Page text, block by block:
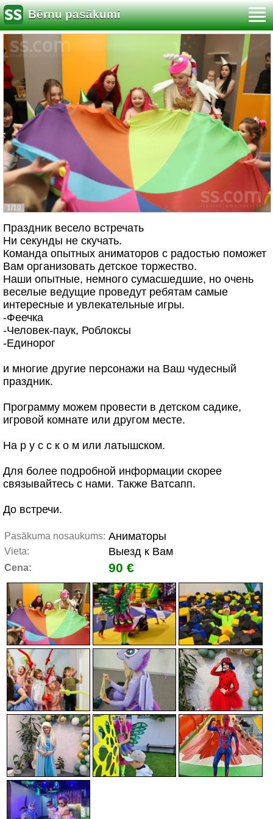
Bērnu pasākumi
1/10
Праздник весело встречать
Ни секунды не скучать.
Команда опытных аниматоров с радостью поможет
Вам организовать детское торжество.
Наши опытные, немного сумасшедшие, но очень
веселые ведущие проведут ребятам самые
интересные и увлекательные игры.
-Феечка
-Человек-паук, Роблоксы
-Единорог
и многие другие персонажи на Ваш чудесный
праздник.
Программу можем провести в детском садике,
игровой комнате или другом месте.
На р у с с к о м или латышском.
Для более подробной информации скорее
связывайтесь с нами. Также Ватсапп.
До встречи.
Pasākuma nosaukums: Аниматоры
Vieta: Выезд к Вам
Cena: 90 €